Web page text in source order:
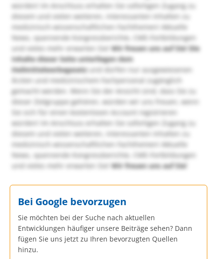
würden! Im Anschluss erhalten Sie sofortigen Zugang zu
diesem und vielen weiteren, interessanten Inhalten zu
medizinisch-wissenschaftlichen Fachthemen! Aktuelle
News, spannende Kongressberichte, CME-Fortbildungen
und vieles mehr erwarten Sie!Wir freuen uns auf Sie! Die
Inhalte dieser Seite unterliegen dem
Heilmittelwerbegesetzund dürfen nur ausgewiesenen
Ärzten und medizinischem Fachpersonal zugänglich
gemacht werden. Wenn Sie der Ansicht sind, dass Sie zu
dieser Zielgruppe gehören, würden wir uns freuen, wenn
Sie sich für einen kostenlosen Account registrieren
würden! Im Anschluss erhalten Sie sofortigen Zugang zu
diesem und vielen weiteren, interessanten Inhalten zu
medizinisch-wissenschaftlichen Fachthemen! Aktuelle
News, spannende Kongressberichte, CME-Fortbildungen
und vieles mehr erwarten Sie!Wir freuen uns auf Sie!
Bei Google bevorzugen
Sie möchten bei der Suche nach aktuellen
Entwicklungen häufiger unsere Beiträge sehen? Dann
fügen Sie uns jetzt zu Ihren bevorzugten Quellen
hinzu.